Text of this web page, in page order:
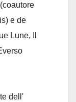
(coautore
e de
Lune, Il
dell'